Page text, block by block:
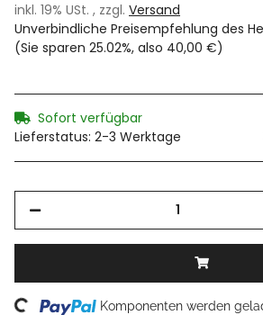
inkl. 19% USt. , zzgl. Versand
Unverbindliche Preisempfehlung des
(Sie sparen 25.02%, also 40,00 €)
Sofort verfügbar
Lieferstatus: 2-3 Werktage
Komponenten werden